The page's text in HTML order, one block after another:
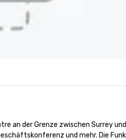
an der Grenze zwischen Surrey
und mehr. Die